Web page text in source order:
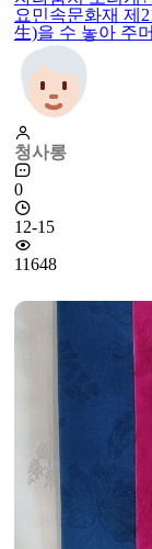
자라줌치 노리개
요민속문화재 제
生)을 수 놓아 주